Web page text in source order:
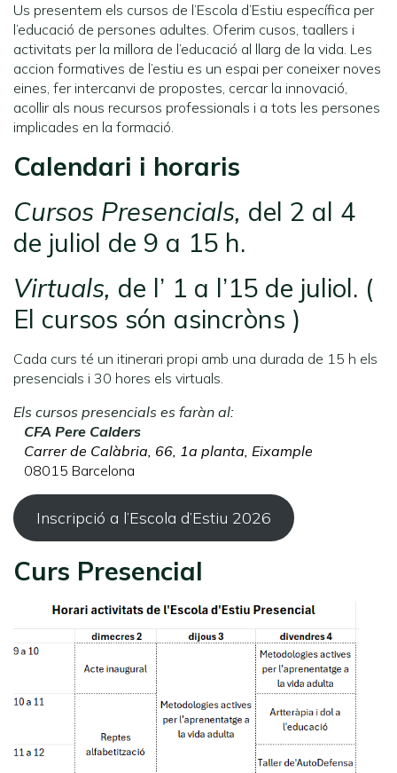
Us presentem els cursos de l’Escola d’Estiu específica per
l’educació de persones adultes. Oferim cusos, taallers i
activitats per la millora de l’educació al llarg de la vida. Les
accion formatives de l’estiu es un espai per coneixer noves
eines, fer intercanvi de propostes, cercar la innovació,
acollir als nous recursos professionals i a tots les persones
implicades en la formació.
Calendari i horaris
Cursos Presencials, del 2 al 4
de juliol de 9 a 15 h.
Virtuals, de l’ 1 a l’15 de juliol. (
El cursos són asincròns )
Cada curs té un itinerari propi amb una durada de 15 h els
presencials i 30 hores els virtuals.
Els cursos presencials es faràn al:
CFA Pere Calders
Carrer de Calàbria, 66, 1a planta, Eixample
08015 Barcelona
Inscripció a l’Escola d’Estiu 2026
Curs Presencial